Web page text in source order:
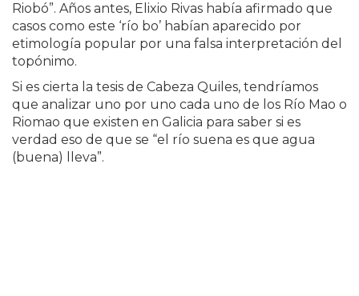
Riobó”. Años antes, Elixio Rivas había afirmado que
casos como este ‘río bo’ habían aparecido por
etimología popular por una falsa interpretación del
topónimo.
Si es cierta la tesis de Cabeza Quiles, tendríamos
que analizar uno por uno cada uno de los Río Mao o
Riomao que existen en Galicia para saber si es
verdad eso de que se “el río suena es que agua
(buena) lleva”.